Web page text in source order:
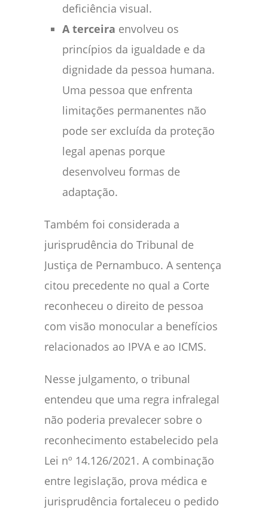
deficiência visual.
A terceira envolveu os
princípios da igualdade e da
dignidade da pessoa humana.
Uma pessoa que enfrenta
limitações permanentes não
pode ser excluída da proteção
legal apenas porque
desenvolveu formas de
adaptação.
Também foi considerada a
jurisprudência do Tribunal de
Justiça de Pernambuco. A sentença
citou precedente no qual a Corte
reconheceu o direito de pessoa
com visão monocular a benefícios
relacionados ao IPVA e ao ICMS.
Nesse julgamento, o tribunal
entendeu que uma regra infralegal
não poderia prevalecer sobre o
reconhecimento estabelecido pela
Lei nº 14.126/2021. A combinação
entre legislação, prova médica e
jurisprudência fortaleceu o pedido